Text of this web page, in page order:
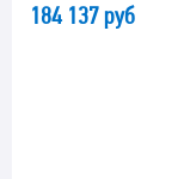
184 137 руб